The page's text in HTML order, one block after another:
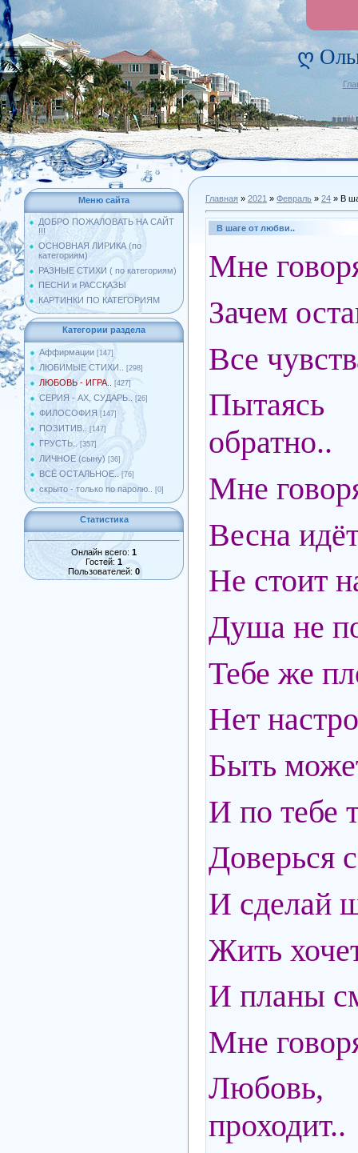
ღ
Меню сайта
ДОБРО ПОЖАЛОВАТЬ НА САЙТ
!!!
ОСНОВНАЯ ЛИРИКА (по
категориям)
РАЗНЫЕ СТИХИ ( по категориям)
ПЕСНИ и РАССКАЗЫ
КАРТИНКИ ПО КАТЕГОРИЯМ
Категории раздела
Аффирмации [147]
ЛЮБИМЫЕ СТИХИ.. [298]
ЛЮБОВЬ - ИГРА.. [427]
СЕРИЯ - АХ, СУДАРЬ.. [26]
ФИЛОСОФИЯ [147]
ПОЗИТИВ.. [147]
ГРУСТЬ.. [357]
ЛИЧНОЕ (сыну) [36]
ВСЁ ОСТАЛЬНОЕ.. [76]
скрыто - только по паролю.. [0]
Статистика
Онлайн всего: 1
Гостей: 1
Пользователей: 0
Главная » 2021 » Февраль » 24 » В
В шаге от любви..
Мне
Зачем
Все
обратно..
Мне
Весна
Не стоит
Душа не
Тебе же
Нет
Быть
И по тебе
Доверься
И сделай
Жить
И планы
Мне
проходит..